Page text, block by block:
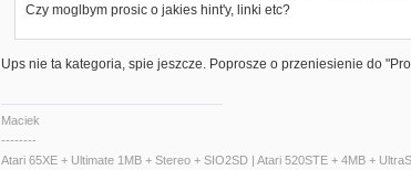
Czy moglbym prosic o jakies hint'y, linki etc?
Ups nie ta kategoria, spie jeszcze. Poprosze o przeniesienie do
Maciek
--------
Atari 65XE + Ultimate 1MB + Stereo + SIO2SD | Atari 520STE + 4MB +